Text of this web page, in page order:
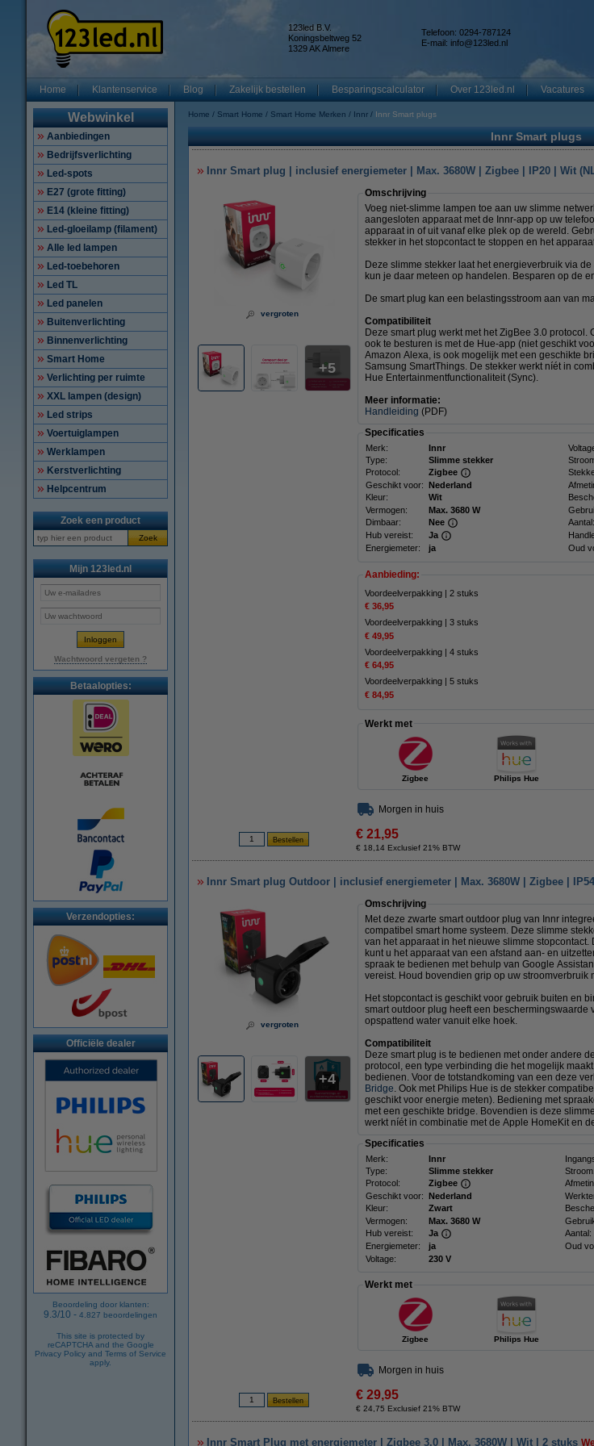
123led B.V.
Koningsbeltweg 52
1329 AK Almere
Telefoon: 0294-787124
E-mail: info@123led.nl
Home Klantenservice Blog Zakelijk bestellen Besparingscalculator Over 123led.nl Vacatures
Webwinkel
Aanbiedingen
Bedrijfsverlichting
Led-spots
E27 (grote fitting)
E14 (kleine fitting)
Led-gloeilamp (filament)
Alle led lampen
Led-toebehoren
Led TL
Led panelen
Buitenverlichting
Binnenverlichting
Smart Home
Verlichting per ruimte
XXL lampen (design)
Led strips
Voertuiglampen
Werklampen
Kerstverlichting
Helpcentrum
Zoek een product
Zoek
Mijn 123led.nl
Wachtwoord vergeten ?
Betaalopties:
Verzendopties:
Officiële dealer
Beoordeling door klanten:
9.3/10 - 4.827 beoordelingen
This site is protected by
reCAPTCHA and the Google
Privacy Policy and Terms of Service
apply.
Home Smart Home Smart Home Merken Innr Innr Smart plugs
Innr Smart plugs
Innr Smart plug | inclusief energiemeter | Max. 3680W | Zigbee | IP20 | Wit
vergroten
5
Omschrijving
Voeg niet-slimme lampen toe aan uw slimme
aangesloten apparaat met de Innr-app op uw
apparaat in of uit vanaf elke plek op de wereld.
stekker in het stopcontact te stoppen en het
Deze slimme stekker laat het energieverbruik via
kun je daar meteen op handelen. Besparen op de
De smart plug kan een belastingsstroom aan van
Compatibiliteit
Deze smart plug werkt met het ZigBee 3.0
ook te besturen is met de Hue-app (niet geschikt
Amazon Alexa, is ook mogelijk met een geschikte
Samsung SmartThings. De stekker werkt níét in
Hue Entertainmentfunctionaliteit (Sync).
Meer informatie:
Handleiding (PDF)
Specificaties
Merk: Innr
Type:
Slimme stekker
Protocol:
Zigbee
Geschikt voor: Nederland
Kleur:
Wit
Vermogen:
Max. 3680 W
Dimbaar:
Nee Aantal:
Hub vereist:
Ja
Energiemeter:
ja Oud
Aanbieding:
Voordeelverpakking | 2 stuks
€ 36,95
Voordeelverpakking | 3 stuks
€ 49,95
Voordeelverpakking | 4 stuks
€ 64,95
Voordeelverpakking | 5 stuks
€ 84,95
Werkt met
Zigbee Philips Hue
Morgen in huis
€ 21,95
€ 18,14 Exclusief 21% BTW
Innr Smart plug Outdoor | inclusief energiemeter | Max. 3680W | Zigbee |
vergroten
4
Omschrijving
Met deze zwarte smart outdoor plug van Innr
compatibel smart home systeem. Deze slimme
van het apparaat in het nieuwe slimme
kunt u het apparaat van een afstand aan- en
spraak te bedienen met behulp van Google
vereist. Houd bovendien grip op uw stroomverbruik
Het stopcontact is geschikt voor gebruik buiten en
smart outdoor plug heeft een beschermingswaarde
opspattend water vanuit elke hoek.
Compatibiliteit
Deze smart plug is te bedienen met onder andere
protocol, een type verbinding die het mogelijk
bedienen. Voor de totstandkoming van een deze
Bridge. Ook met Philips Hue is de stekker
geschikt voor energie meten). Bediening met
met een geschikte bridge. Bovendien is deze
werkt níét in combinatie met de Apple HomeKit en
Specificaties
Merk: Innr
Type:
Slimme stekker Stroom:
Protocol:
Zigbee
Geschikt voor: Nederland
Kleur:
Zwart
Vermogen:
Max. 3680 W
Hub vereist:
Ja Aantal:
Energiemeter:
ja Oud
Voltage:
230 V
Werkt met
Zigbee Philips Hue
Morgen in huis
€ 29,95
€ 24,75 Exclusief 21% BTW
Innr Smart Plug met energiemeter | Zigbee 3.0 | Max. 3680W | Wit | 2 stuks